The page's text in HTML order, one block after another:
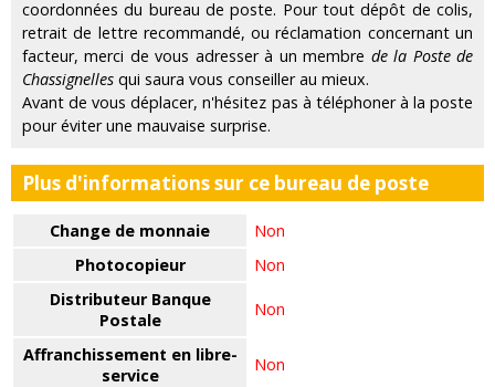
coordonnées du bureau de poste. Pour tout dépôt de colis,
retrait de lettre recommandé, ou réclamation concernant un
facteur, merci de vous adresser à un membre de la Poste de
Chassignelles qui saura vous conseiller au mieux.
Avant de vous déplacer, n'hésitez pas à téléphoner à la poste
pour éviter une mauvaise surprise.
Plus d'informations sur ce bureau de poste
Change de monnaie
Non
Photocopieur
Non
Distributeur Banque
Postale
Non
Affranchissement en libre-
service
Non